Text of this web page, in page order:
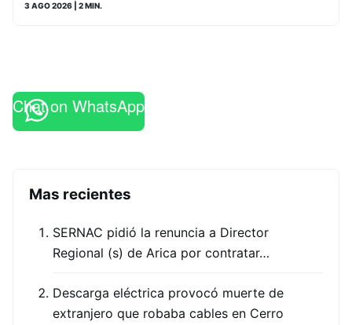
3 AGO 2026 | 2 MIN.
Chat on WhatsApp
Mas recientes
SERNAC pidió la renuncia a Director
Regional (s) de Arica por contratar…
Descarga eléctrica provocó muerte de
extranjero que robaba cables en Cerro